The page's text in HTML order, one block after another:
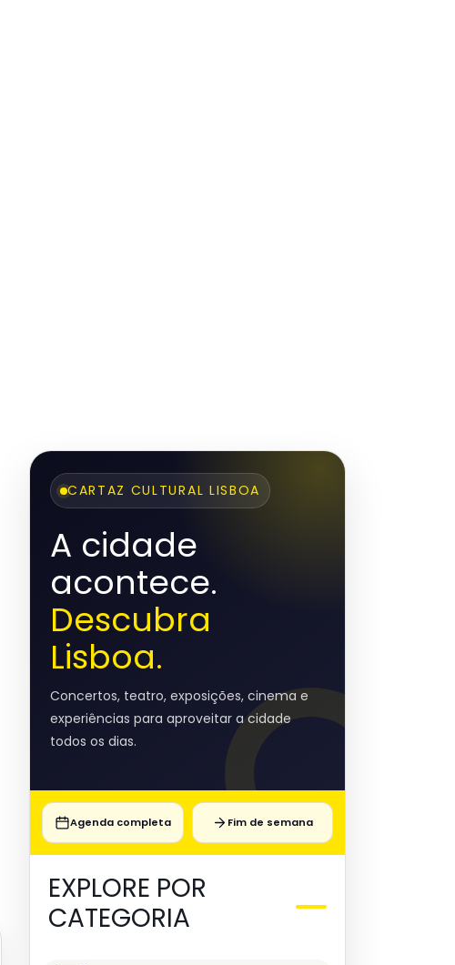
CARTAZ CULTURAL LISBOA
A cidade
acontece.
Descubra
Lisboa.
Concertos, teatro, exposições, cinema e
experiências para aproveitar a cidade
todos os dias.
Agenda completa Fim de semana
EXPLORE POR
CATEGORIA